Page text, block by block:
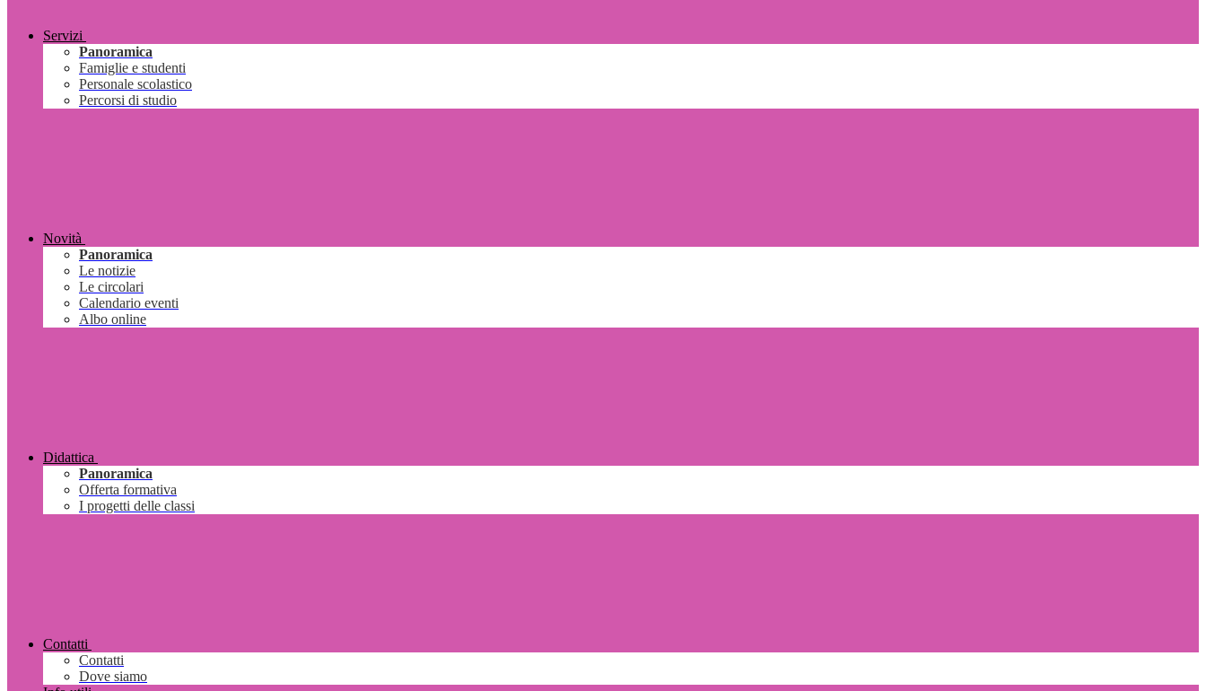
Servizi
Panoramica
Famiglie e studenti
Personale scolastico
Percorsi di studio
Novità
Panoramica
Le notizie
Le circolari
Calendario eventi
Albo online
Didattica
Panoramica
Offerta formativa
I progetti delle classi
Contatti
Contatti
Dove siamo